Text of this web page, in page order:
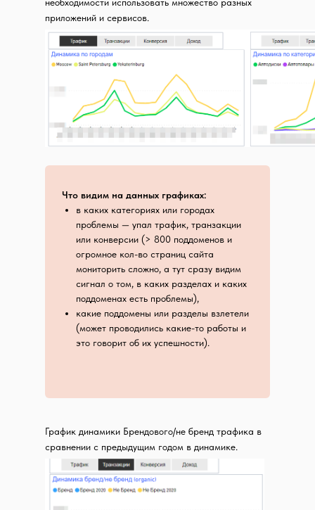
приложений и сервисов.
Что видим на данных графиках:
в каких категориях или городах
проблемы — упал трафик, транзакции
или конверсии (> 800 поддоменов и
огромное кол-во страниц сайта
мониторить сложно, а тут сразу видим
сигнал о том, в каких разделах и каких
поддоменах есть проблемы),
какие поддомены или разделы взлетели
(может проводились какие-то работы и
это говорит об их успешности).
График динамики Брендового/не бренд трафика в
сравнении с предыдущим годом в динамике.